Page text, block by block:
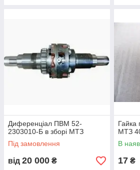
Диференціал ПВМ 52-
2303010-Б в зборі МТЗ
Під замовлення
від 20 000 ₴
Гайка
МТЗ
В
17 ₴